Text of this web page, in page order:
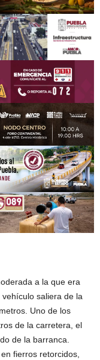
a la que era
saliera de la
Uno de los
de la carretera, el
de la barranca.
fierros retorcidos,